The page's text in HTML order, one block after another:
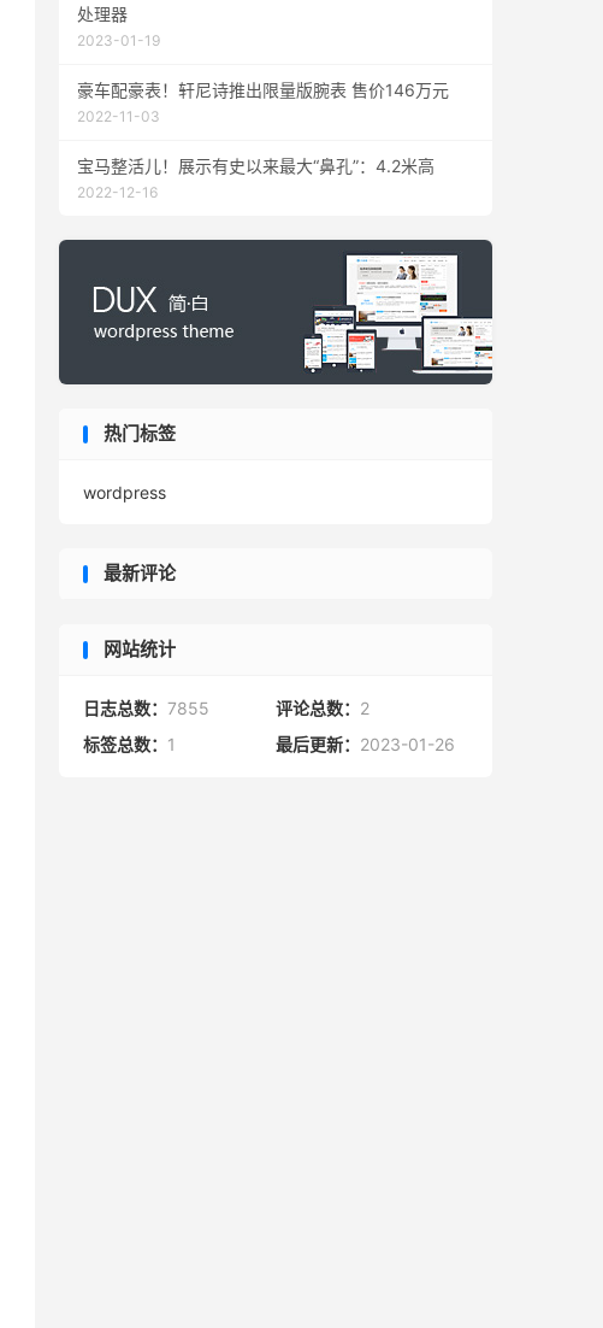
处理器
2023-01-19
豪车配豪表！轩尼诗推出限量版腕表 售价146万元
2022-11-03
宝马整活儿！展示有史以来最大“鼻孔”：4.2米高
2022-12-16
热门标签
wordpress
最新评论
网站统计
日志总数： 7855 评论总数： 2
标签总数： 1 最后更新： 2023-01-26